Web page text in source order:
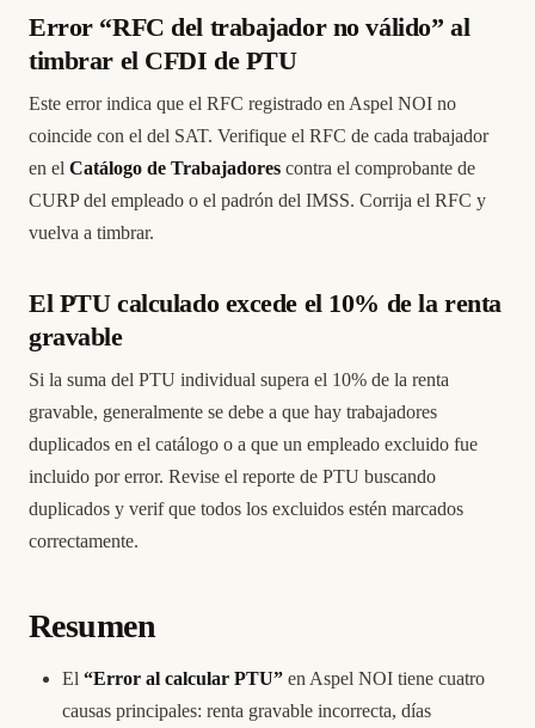
Error “RFC del trabajador no válido” al
timbrar el CFDI de PTU
Este error indica que el RFC registrado en Aspel NOI no
coincide con el del SAT. Verifique el RFC de cada trabajador
en el Catálogo de Trabajadores contra el comprobante de
CURP del empleado o el padrón del IMSS. Corrija el RFC y
vuelva a timbrar.
El PTU calculado excede el 10% de la renta
gravable
Si la suma del PTU individual supera el 10% de la renta
gravable, generalmente se debe a que hay trabajadores
duplicados en el catálogo o a que un empleado excluido fue
incluido por error. Revise el reporte de PTU buscando
duplicados y verif que todos los excluidos estén marcados
correctamente.
Resumen
El “Error al calcular PTU” en Aspel NOI tiene cuatro
causas principales: renta gravable incorrecta, días